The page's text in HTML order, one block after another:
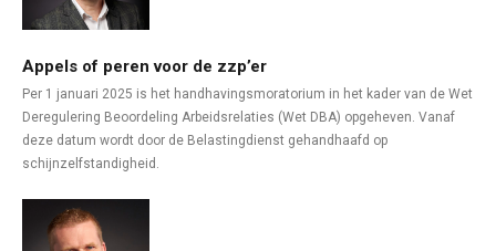
Appels of peren voor de zzp’er
Per 1 januari 2025 is het handhavingsmoratorium in het kader van de Wet
Deregulering Beoordeling Arbeidsrelaties (Wet DBA) opgeheven. Vanaf
deze datum wordt door de Belastingdienst gehandhaafd op
schijnzelfstandigheid.